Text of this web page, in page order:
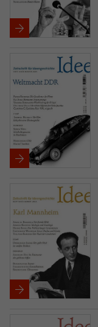
Zweck
auf
30
Zweck
zu
können